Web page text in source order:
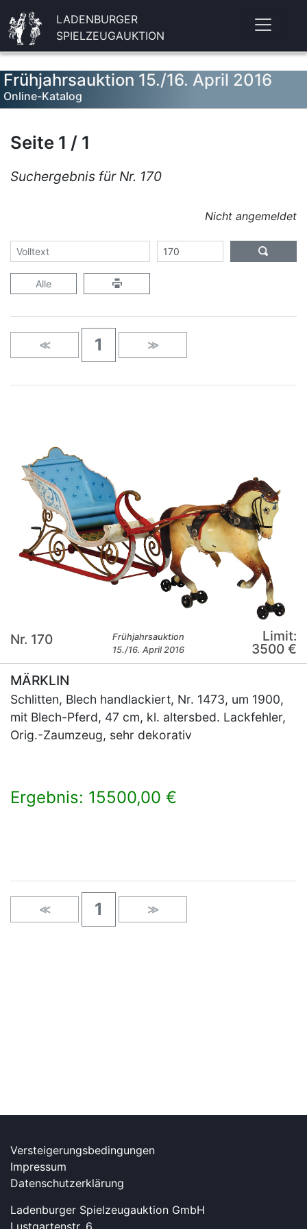
LADENBURGER
SPIELZEUGAUKTION
Frühjahrsauktion 15./16. April 2016
Online-Katalog
Seite 1 / 1
Suchergebnis für Nr. 170
Nicht angemeldet
Alle
≪ 1 ≫
Nr. 170
Frühjahrsauktion
15./16. April 2016
Limit:
3500 €
MÄRKLIN
Schlitten, Blech handlackiert, Nr. 1473, um 1900,
mit Blech-Pferd, 47 cm, kl. altersbed. Lackfehler,
Orig.-Zaumzeug, sehr dekorativ
Ergebnis: 15500,00 €
≪ 1 ≫
Versteigerungsbedingungen
Impressum
Datenschutzerklärung
Ladenburger Spielzeugauktion GmbH
Lustgartenstr. 6